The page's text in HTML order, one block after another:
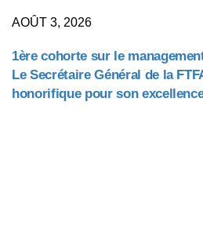
AOÛT 3, 2026
1ère cohorte sur le
Le Secrétaire Général de la
honorifique pour son